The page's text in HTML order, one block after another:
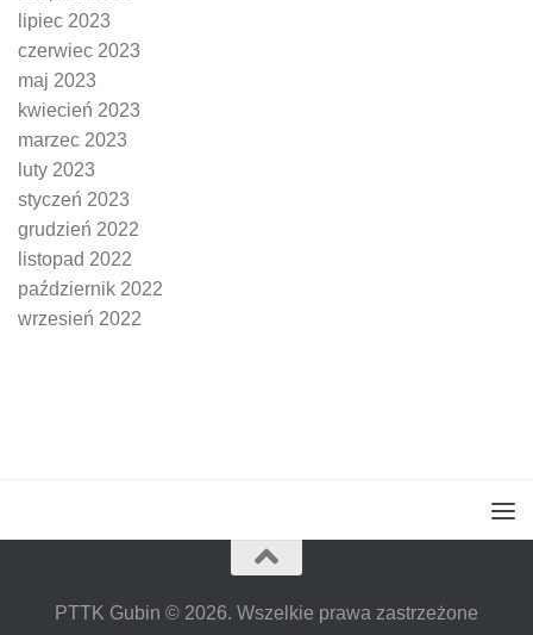
lipiec 2023
czerwiec 2023
maj 2023
kwiecień 2023
marzec 2023
luty 2023
styczeń 2023
grudzień 2022
listopad 2022
październik 2022
wrzesień 2022
PTTK Gubin © 2026. Wszelkie prawa zastrzeżone